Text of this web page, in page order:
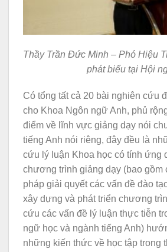
Thầy Trần Đức Minh – Phó Hiệu
phát biểu tại Hội
Có tổng tất cả 20 bài nghiên cứu
cho Khoa Ngôn ngữ Anh, phủ
điểm về lĩnh vực giảng dạy nói
tiếng Anh nói riêng, đây đều là
cứu lý luận Khoa học có tính ứng
chương trình giảng dạy (bao gồm
pháp giải quyết các vấn đề đào
xây dựng và phát triển chương
cứu các vấn đề lý luận thực tiễn
ngữ học và ngành tiếng Anh)
những kiến thức về học tập trong